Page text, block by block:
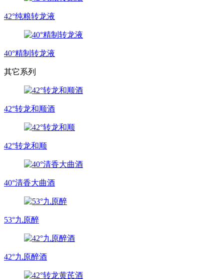
42°纯粮转龙液
40°精制转龙液
其它系列
42°转龙和顺酒
42°转龙和顺
40°清香大曲酒
53°九原醉
42°九原醉酒